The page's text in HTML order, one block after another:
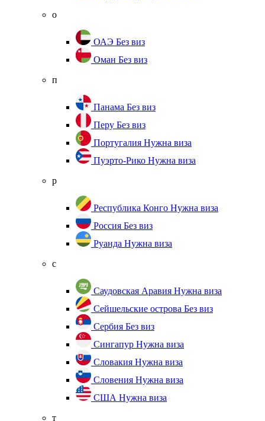
о
ОАЭ Без виз
Оман Без виз
п
Панама Без виз
Перу Без виз
Португалия Нужна виза
Пуэрто-Рико Нужна виза
р
Республика Конго Нужна виза
Россия Без виз
Руанда Нужна виза
с
Саудовская Аравия Нужна виза
Сейшельские острова Без виз
Сербия Без виз
Сингапур Нужна виза
Словакия Нужна виза
Словения Нужна виза
США Нужна виза
т